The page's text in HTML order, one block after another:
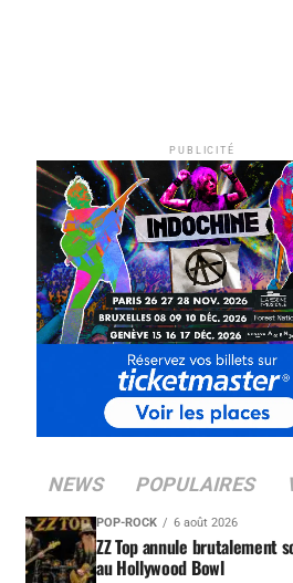
PUBLICITÉ
NEWS POPULAIRES
POP-ROCK 6 août 2026
ZZ Top annule brutalement
au Hollywood Bowl